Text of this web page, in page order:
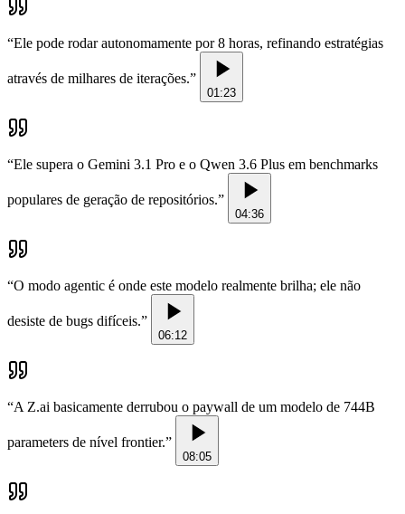
“Ele pode rodar autonomamente por 8 horas, refinando estratégias
através de milhares de iterações.”
01:23
“Ele supera o Gemini 3.1 Pro e o Qwen 3.6 Plus em benchmarks
populares de geração de repositórios.”
04:36
“O modo agentic é onde este modelo realmente brilha; ele não
desiste de bugs difíceis.”
06:12
“A Z.ai basicamente derrubou o paywall de um modelo de 744B
parameters de nível frontier.”
08:05